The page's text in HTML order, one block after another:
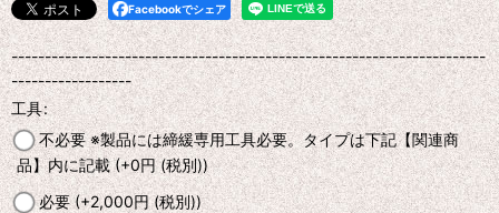
Facebookでシェア
-----------------------------------------------------------------------
------------------
工具:
不必要 ※製品には締緩専用工具必要。タイプは下記【関連商
品】内に記載(+0円 (税別))
必要(+2,000円 (税別))